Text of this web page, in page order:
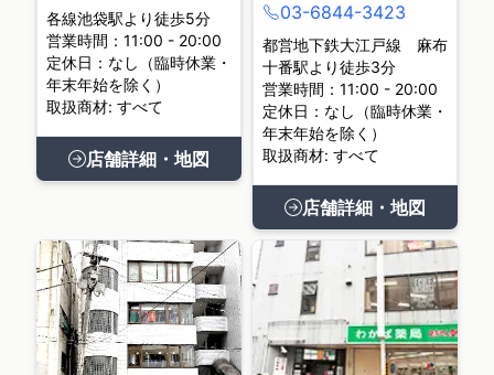
各線池袋駅より徒歩5分
営業時間：11:00 - 20:00
定休日：なし（臨時休業・
年末年始を除く）
取扱商材: すべて
店舗詳細・地図
03-6844-3423
都営地下鉄大江戸線 麻布
十番駅より徒歩3分
営業時間：11:00 - 20:00
定休日：なし（臨時休業・
年末年始を除く）
取扱商材: すべて
店舗詳細・地図